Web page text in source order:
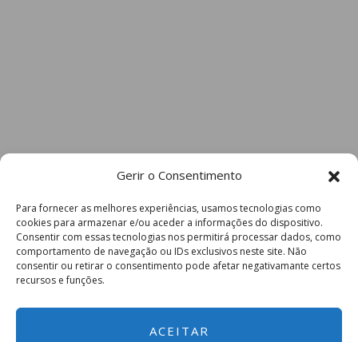
Gerir o Consentimento
Para fornecer as melhores experiências, usamos tecnologias como
cookies para armazenar e/ou aceder a informações do dispositivo.
Consentir com essas tecnologias nos permitirá processar dados, como
comportamento de navegação ou IDs exclusivos neste site. Não
consentir ou retirar o consentimento pode afetar negativamante certos
recursos e funções.
ACEITAR